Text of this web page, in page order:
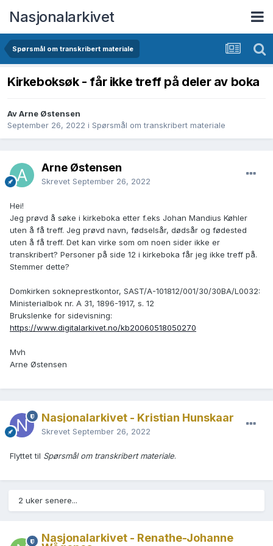
Nasjonalarkivet
Spørsmål om transkribert materiale
Kirkeboksøk - får ikke treff på deler av boka
Av Arne Østensen
September 26, 2022 i Spørsmål om transkribert materiale
Arne Østensen
Skrevet September 26, 2022
Hei!
Jeg prøvd å søke i kirkeboka etter f.eks Johan Mandius Køhler
uten å få treff. Jeg prøvd navn, fødselsår, dødsår og fødested
uten å få treff. Det kan virke som om noen sider ikke er
transkribert? Personer på side 12 i kirkeboka får jeg ikke treff på.
Stemmer dette?
Domkirken sokneprestkontor, SAST/A-101812/001/30/30BA/L0032:
Ministerialbok nr. A 31, 1896-1917, s. 12
Brukslenke for sidevisning:
https://www.digitalarkivet.no/kb20060518050270
Mvh
Arne Østensen
Nasjonalarkivet - Kristian Hunskaar
Skrevet September 26, 2022
Flyttet til Spørsmål om transkribert materiale.
2 uker senere...
Nasjonalarkivet - Renathe-Johanne